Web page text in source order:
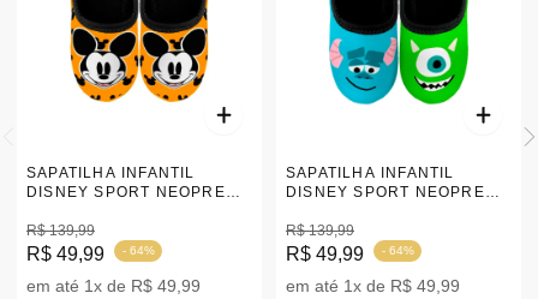
SAPATILHA INFANTIL
DISNEY SPORT NEOPRENE
AMARELO |17-34
R$ 139,99
R$ 49,99 - 64%
em até 1x de R$ 49,99
SAPATILHA INFANTIL
DISNEY SPORT NEOPRENE
R$ 139,99
R$ 49,99 - 64%
em até 1x de R$ 49,99